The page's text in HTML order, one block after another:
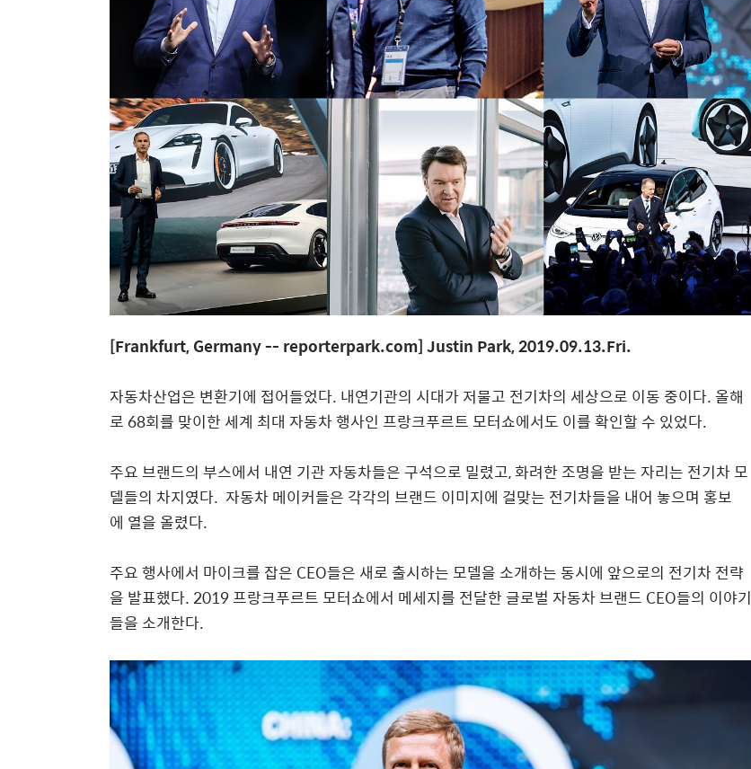
[Frankfurt, Germany -- reporterpark.com] Justin Park, 2019.09.13.Fri.
자동차산업은 변환기에 접어들었다. 내연기관의 시대가 저물고 전기차의 세상으로 이동 중이다. 올해
로 68회를 맞이한 세계 최대 자동차 행사인 프랑크푸르트 모터쇼에서도 이를 확인할 수 있었다.
주요 브랜드의 부스에서 내연 기관 자동차들은 구석으로 밀렸고, 화려한 조명을 받는 자리는 전기차 모
델들의 차지였다. 자동차 메이커들은 각각의 브랜드 이미지에 걸맞는 전기차들을 내어 놓으며 홍보
에 열을 올렸다.
주요 행사에서 마이크를 잡은 CEO들은 새로 출시하는 모델을 소개하는 동시에 앞으로의 전기차 전략
을 발표했다. 2019 프랑크푸르트 모터쇼에서 메세지를 전달한 글로벌 자동차 브랜드 CEO들의 이야기
들을 소개한다.